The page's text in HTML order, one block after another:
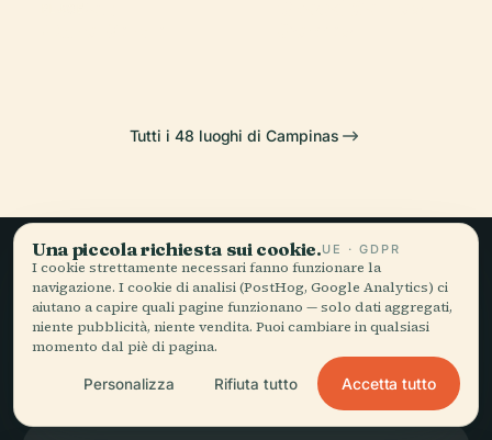
Tutti i 48 luoghi di Campinas
Viaggio lento,
raccontato bene.
RESTA AGGIORNATO
Una piccola richiesta sui cookie.UE · GDPR
I cookie strettamente necessari fanno funzionare la
navigazione. I cookie di analisi (PostHog, Google Analytics) ci
aiutano a capire quali pagine funzionano — solo dati aggregati,
niente pubblicità, niente vendita. Puoi cambiare in qualsiasi
momento dal piè di pagina.
Personalizza Rifiuta tutto Accetta tutto